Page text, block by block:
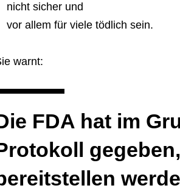
nicht sicher und
vor allem für viele tödlich sein.
warnt:
FDA hat im